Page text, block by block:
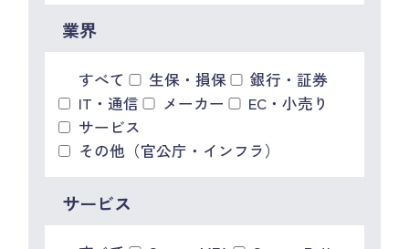
CX向上情報サイト
業界
すべて 生保・損保
銀行・証券
IT・通信
メーカー
EC・小売り
サービス
その他（官公庁・インフラ）
サービス